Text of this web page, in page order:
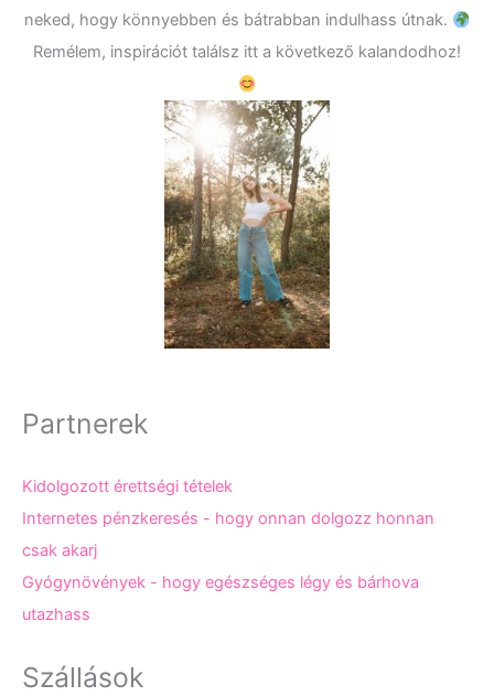
neked, hogy könnyebben és bátrabban indulhass útnak.
Remélem, inspirációt találsz itt a következő kalandodhoz!
Partnerek
Kidolgozott érettségi tételek
Internetes pénzkeresés - hogy onnan dolgozz honnan
csak akarj
Gyógynövények - hogy egészséges légy és bárhova
utazhass
Szállások